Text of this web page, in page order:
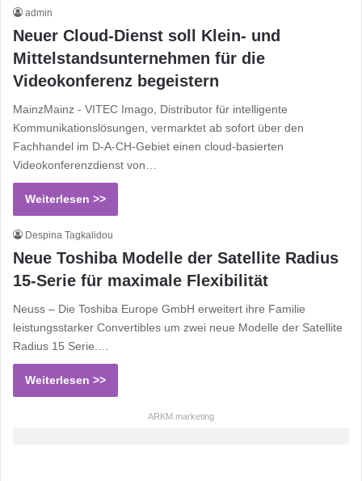
admin
Neuer Cloud-Dienst soll Klein- und
Mittelstandsunter­nehmen für die
Videokonferenz begeistern
MainzMainz - VITEC Imago, Distributor für intelligente
Kommunikationslösungen, vermarktet ab sofort über den
Fachhandel im D-A-CH-Gebiet einen cloud-basierten
Videokonferenzdienst von…
Weiterlesen >>
Despina Tagkalidou
Neue Toshiba Modelle der Satellite Radius
15-Serie für maximale Flexibilität
Neuss – Die Toshiba Europe GmbH erweitert ihre Familie
leistungsstarker Convertibles um zwei neue Modelle der Satellite
Radius 15 Serie.…
Weiterlesen >>
ARKM.marketing